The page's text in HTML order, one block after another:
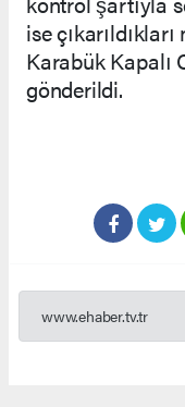
ise
Karabük Kapalı
gönderildi.
www.ehaber.tv.tr